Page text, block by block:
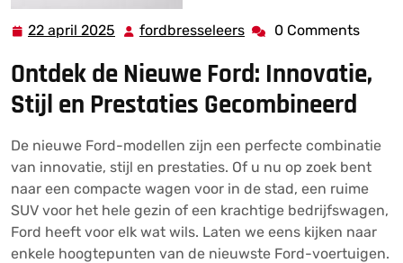
22 april 2025 22
2025
fordbresseleers fordbresseleers
0 Comments
Ontdek de Nieuwe Ford: Innovatie,
Stijl en Prestaties Gecombineerd
De nieuwe Ford-modellen zijn een perfecte combinatie
van innovatie, stijl en prestaties. Of u nu op zoek bent
naar een compacte wagen voor in de stad, een ruime
SUV voor het hele gezin of een krachtige bedrijfswagen,
Ford heeft voor elk wat wils. Laten we eens kijken naar
enkele hoogtepunten van de nieuwste Ford-voertuigen.